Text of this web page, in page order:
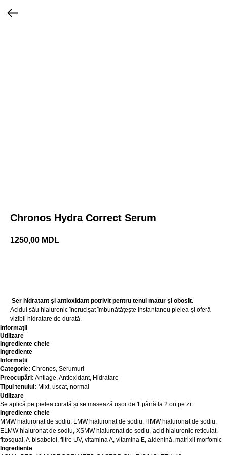
Chronos Hydra Correct Serum
1250,00 MDL
Ser hidratant și antioxidant potrivit pentru tenul matur și obosit.
Acidul său hialuronic încrucișat îmbunătățește instantaneu pielea și oferă
vizibil hidratare de durată.
Informații
Utilizare
Ingrediente cheie
Ingrediente
Informații
Categorie: Chronos, Serumuri
Preocupări: Antiage, Antioxidant, Hidratare
Tipul tenului: Mixt, uscat, normal
Utilizare
Se aplică pe pielea curată și se masează ușor de 1 până la 2 ori pe zi.
Ingrediente cheie
MMW hialuronat de sodiu, LMW hialuronat de sodiu, HMW hialuronat de sodiu,
ELMW hialuronat de sodiu, XSMW hialuronat de sodiu, acid hialuronic reticulat,
fitosqual, A-bisabolol, filtre UV, vitamina A, vitamina E, aldenină, matrixil morfomic
Ingrediente